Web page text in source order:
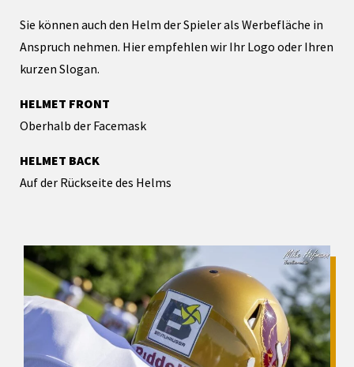
Sie können auch den Helm der Spieler als Werbefläche in
Anspruch nehmen. Hier empfehlen wir Ihr Logo oder Ihren
kurzen Slogan.
HELMET FRONT
Oberhalb der Facemask
HELMET BACK
Auf der Rückseite des Helms